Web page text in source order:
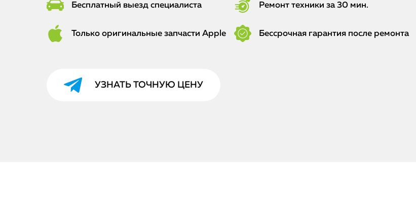
Бесплатный выезд специалиста Ремонт техники за 30 мин.
Только оригинальные запчасти Apple Бессрочная гарантия после ремонта
УЗНАТЬ ТОЧНУЮ ЦЕНУ